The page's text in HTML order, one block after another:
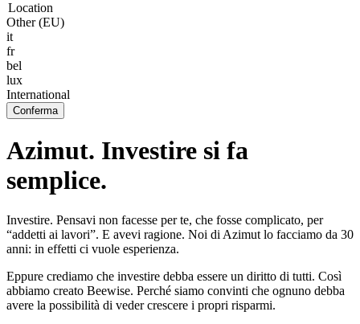
Location
Other (EU)
it
fr
bel
lux
International
Conferma
Azimut. Investire si fa
semplice.
Investire. Pensavi non facesse per te, che fosse complicato, per
“addetti ai lavori”. E avevi ragione. Noi di Azimut lo facciamo da 30
anni: in effetti ci vuole esperienza.
Eppure crediamo che investire debba essere un diritto di tutti. Così
abbiamo creato Beewise. Perché siamo convinti che ognuno debba
avere la possibilità di veder crescere i propri risparmi.